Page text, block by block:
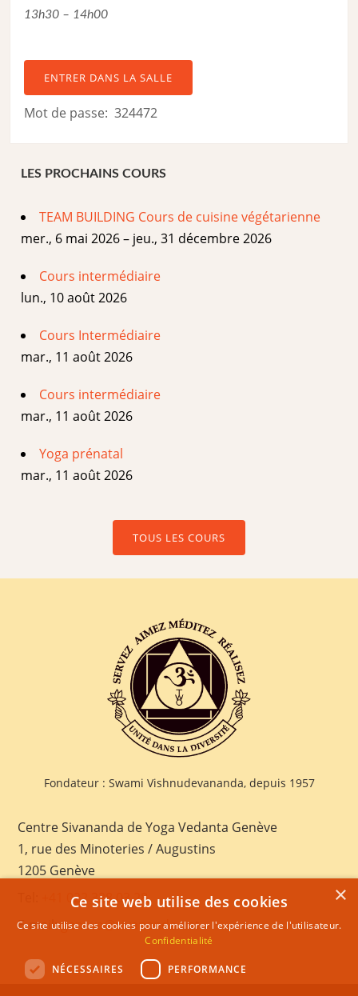
13h30 – 14h00
ENTRER DANS LA SALLE
Mot de passe: 324472
LES PROCHAINS COURS
TEAM BUILDING Cours de cuisine végétarienne
mer., 6 mai 2026 – jeu., 31 décembre 2026
Cours intermédiaire
lun., 10 août 2026
Cours Intermédiaire
mar., 11 août 2026
Cours intermédiaire
mar., 11 août 2026
Yoga prénatal
mar., 11 août 2026
TOUS LES COURS
Fondateur : Swami Vishnudevananda, depuis 1957
Centre Sivananda de Yoga Vedanta Genève
1, rue des Minoteries / Augustins
1205 Genève
+41 022 328 03 28
E-mail:geneva@sivananda.net
×
Ce site web utilise des cookies
Ce site utilise des cookies pour améliorer l'expérience de l'utilisateur.
Confidentialité
NÉCESSAIRES PERFORMANCE